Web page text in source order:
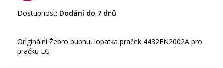
Dostupnost: Dodání do 7 dnů
Originální Žebro bubnu, lopatka praček 4432EN2002A pro